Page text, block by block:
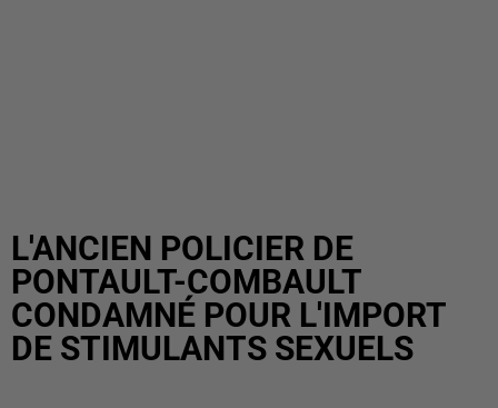
L'ANCIEN POLICIER DE
PONTAULT-COMBAULT
CONDAMNÉ POUR L'IMPORT
DE STIMULANTS SEXUELS